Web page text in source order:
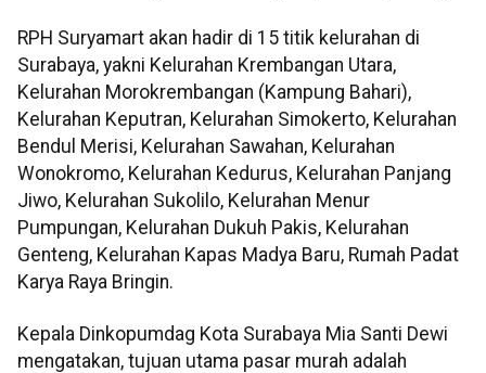
RPH Suryamart akan hadir di 15 titik kelurahan di
Surabaya, yakni Kelurahan Krembangan Utara,
Kelurahan Morokrembangan (Kampung Bahari),
Kelurahan Keputran, Kelurahan Simokerto, Kelurahan
Bendul Merisi, Kelurahan Sawahan, Kelurahan
Wonokromo, Kelurahan Kedurus, Kelurahan Panjang
Jiwo, Kelurahan Sukolilo, Kelurahan Menur
Pumpungan, Kelurahan Dukuh Pakis, Kelurahan
Genteng, Kelurahan Kapas Madya Baru, Rumah Padat
Karya Raya Bringin.
Kepala Dinkopumdag Kota Surabaya Mia Santi Dewi
mengatakan, tujuan utama pasar murah adalah